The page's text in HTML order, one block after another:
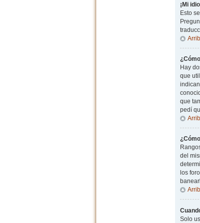
¡Mi
Esto
Hay
que
que
pedí
del
los
Solo